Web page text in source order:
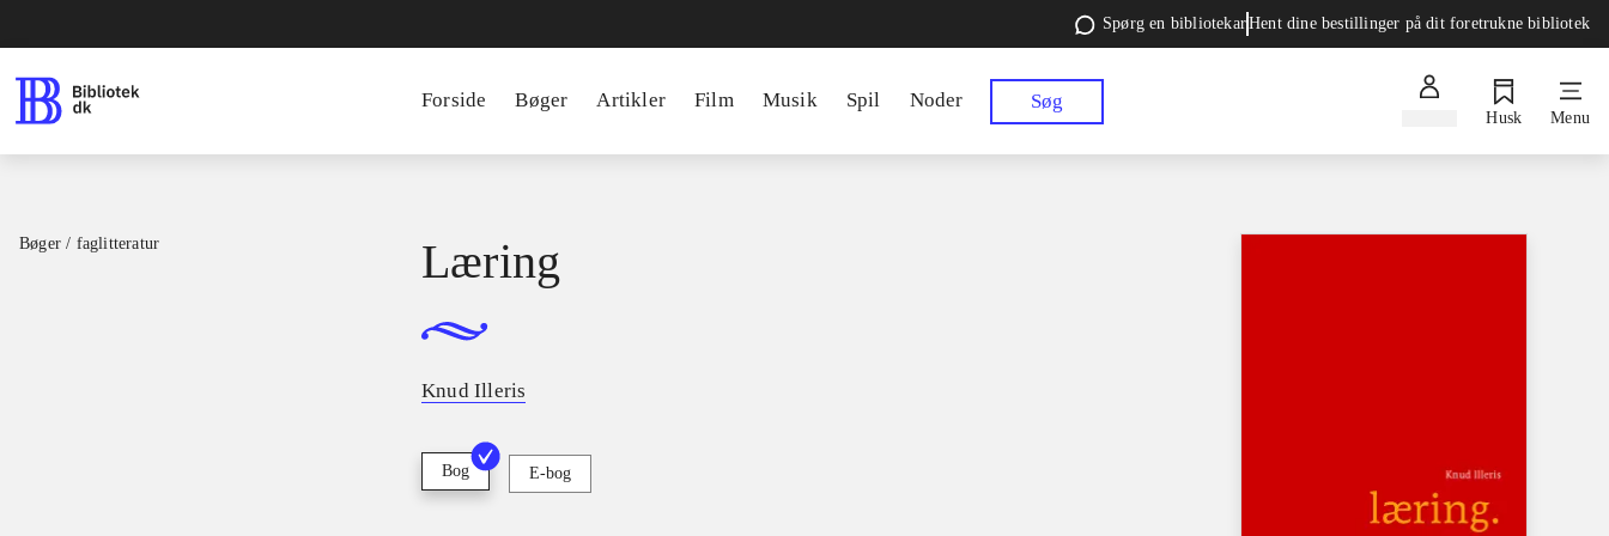
Spørg en bibliotekarHent dine bestillinger på dit foretrukne bibliotek
Forside Bøger Artikler Film Musik Spil Noder Søg
Husk Menu
Bøger / faglitteratur Læring
Knud Illeris
Bog E-bog